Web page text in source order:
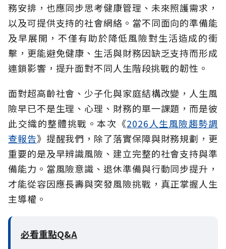
務安排，也應同步思考健康管理、未來照護需求，
以及可提供支持的社會網絡。當不同面向的準備能
及早展開，不僅有助於降低風險對生活造成的衝
擊，更能避免健康、生活與財務因缺乏支持而形成
連鎖影響，提升面對不同人生階段挑戰的韌性。
面對超高齡社會、少子化與家庭結構改變，人生風
險早已不是生理、心理、財務的單一課題，而是彼
此交織的整體挑戰。本次《2026人生風險趨勢調
查報告》提醒我們，除了落實保障與財務規劃，更
重要的是及早辨識風險、建立完整的社會支持與準
備能力。當風險意識、退休準備與行動同步提升，
才能從容因應長壽與突發風險挑戰，真正掌握人生
主導權。
必看重點Q&A